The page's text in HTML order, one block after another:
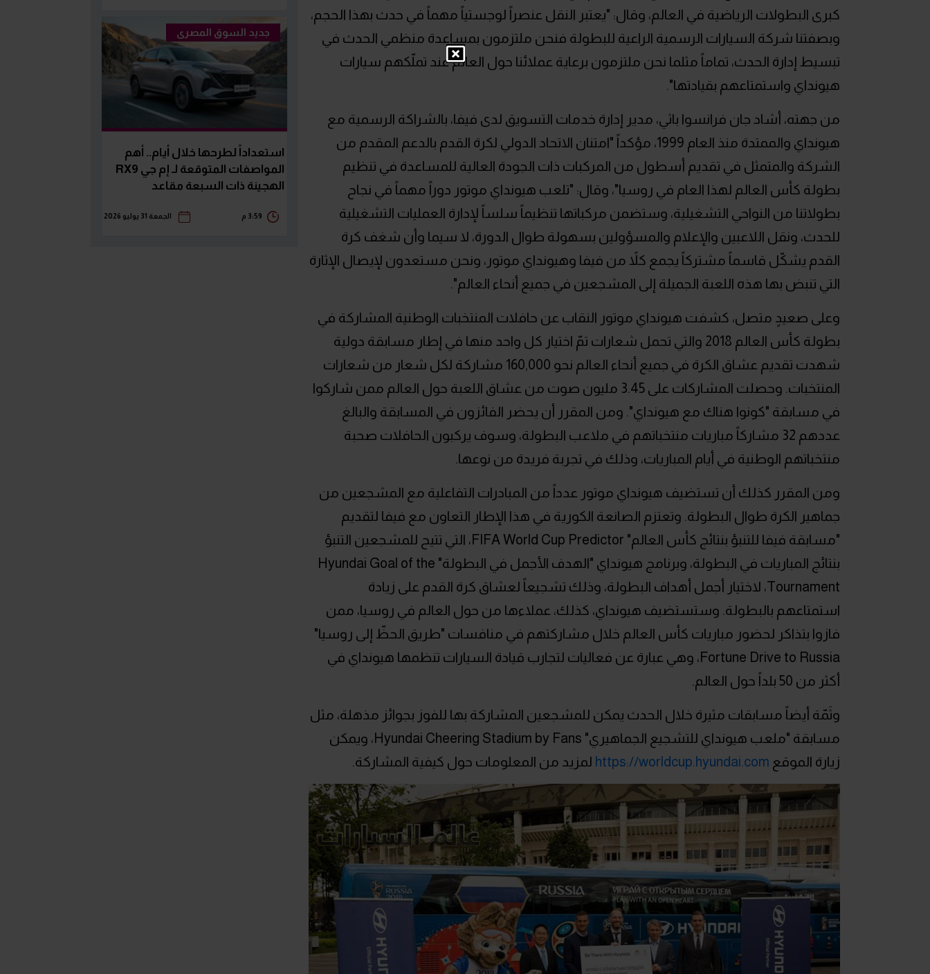
كبرى البطولات الرياضية في العالم، وقال: "يعتبر النقل عنصراً لوجستياً مهماً في حدث بهذا الحجم،
وبصفتنا شركة السيارات الرسمية الراعية للبطولة فنحن ملتزمون بمساعدة منظمي الحدث في
تبسيط إدارة الحدث، تماماً مثلما نحن ملتزمون برعاية عملائنا حول العالم عند تملّكهم سيارات
هيونداي واستمتاعهم بقيادتها".
من جهته، أشاد جان فرانسوا باثي، مدير إدارة خدمات التسويق لدى فيفا، بالشراكة الرسمية مع
هيونداي والممتدة منذ العام 1999، مؤكداً "امتنان الاتحاد الدولي لكرة القدم بالدعم المقدم من
الشركة والمتمثل في تقديم أسطول من المركبات ذات الجودة العالية للمساعدة في تنظيم
بطولة كأس العالم لهذا العام في روسيا"، وقال: "تلعب هيونداي موتور دوراً مهماً في نجاح
بطولاتنا من النواحي التشغيلية، وستضمن مركباتها تنظيماً سلساً لإدارة العمليات التشغيلية
للحدث، ونقل اللاعبين والإعلام والمسؤولين بسهولة طوال الدورة، لا سيما وأن شغف كرة
القدم يشكّل قاسماً مشتركاً يجمع كلاً من فيفا وهيونداي موتور، ونحن مستعدون لإيصال الإثارة
التي تنبض بها هذه اللعبة الجميلة إلى المشجعين في جميع أنحاء العالم".
وعلى صعيدٍ متصل، كشفت هيونداي موتور النقاب عن حافلات المنتخبات الوطنية المشاركة في
بطولة كأس العالم 2018 والتي تحمل شعارات تمّ اختيار كل واحد منها في إطار مسابقة دولية
شهدت تقديم عشاق الكرة في جميع أنحاء العالم نحو 160,000 مشاركة لكل شعار من شعارات
المنتخبات. وحصلت المشاركات على 3.45 مليون صوت من عشاق اللعبة حول العالم ممن شاركوا
في مسابقة "كونوا هناك مع هيونداي". ومن المقرر أن يحضر الفائزون في المسابقة والبالغ
عددهم 32 مشاركاً مباريات منتخباتهم في ملاعب البطولة، وسوف يركبون الحافلات صحبة
منتخباتهم الوطنية في أيام المباريات، وذلك في تجربة فريدة من نوعها.
ومن المقرر كذلك أن تستضيف هيونداي موتور عدداً من المبادرات التفاعلية مع المشجعين من
جماهير الكرة طوال البطولة. وتعتزم الصانعة الكورية في هذا الإطار التعاون مع فيفا لتقديم
"مسابقة فيفا للتنبؤ بنتائج كأس العالم" FIFA World Cup Predictor، التي تتيح للمشجعين التنبؤ
بنتائج المباريات في البطولة، وبرنامج هيونداي "الهدف الأجمل في البطولة" Hyundai Goal of the
Tournament، لاختيار أجمل أهداف البطولة، وذلك تشجيعاً لعشاق كرة القدم على زيادة
استمتاعهم بالبطولة. وستستضيف هيونداي، كذلك، عملاءها من حول العالم في روسيا، ممن
فازوا بتذاكر لحضور مباريات كأس العالم خلال مشاركتهم في منافسات "طريق الحظّ إلى روسيا"
Fortune Drive to Russia، وهي عبارة عن فعاليات لتجارب قيادة السيارات تنظمها هيونداي في
أكثر من 50 بلداً حول العالم.
وثَمّة أيضاً مسابقات مثيرة خلال الحدث يمكن للمشجعين المشاركة بها للفوز بجوائز مذهلة، مثل
مسابقة "ملعب هيونداي للتشجيع الجماهيري" Hyundai Cheering Stadium by Fans، ويمكن
زيارة الموقع https://worldcup.hyundai.com لمزيد من المعلومات حول كيفية المشاركة.
جديد السوق المصرى
استعداداً لطرحها خلال أيام.. أهم
المواصفات المتوقعة لـ إم جي RX9
الهجينة ذات السبعة مقاعد
3:59 م الجمعة 31 يوليو 2026